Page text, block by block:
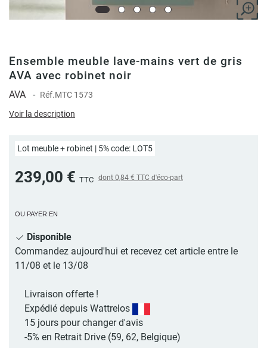
Ensemble meuble lave-mains vert de gris
AVA avec robinet noir
AVA - Réf.MTC 1573
Voir la description
Lot meuble + robinet | 5% code: LOT5
239,00 € TTC dont 0,84 € TTC d'éco-part
OU PAYER EN
Disponible
Commandez aujourd'hui et recevez cet article entre le
11/08 et le 13/08
Livraison offerte !
Expédié depuis Wattrelos
15 jours pour changer d'avis
-5% en Retrait Drive (59, 62, Belgique)